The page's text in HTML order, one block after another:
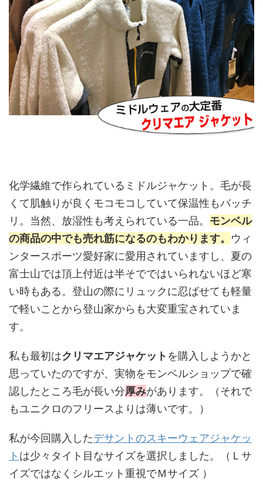
化学繊維で作られているミドルジャケット。毛が長
くて肌触りが良くモコモコしていて保温性もバッチ
リ。当然、放湿性も考えられている一品。 モンベル
の商品の中でも売れ筋になるのもわかります。 ウィ
ンタースポーツ愛好家に愛用されていますし、夏の
富士山では頂上付近は半そでではいられないほど寒
い時もある。登山の際にリュックに忍ばせても軽量
で軽いことから登山家からも大変重宝されていま
す。
私も最初はクリマエアジャケット を購入しようかと
思っていたのですが、実物をモンベルショップで確
認したところ毛が長い分厚みがあります。（それで
もユニクロのフリースよりは薄いです。）
私が今回購入したデサントのスキーウェアジャケッ
ト は少々タイト目なサイズを選択しました。（Ｌサ
イズではなくシルエット重視でＭサイズ ）